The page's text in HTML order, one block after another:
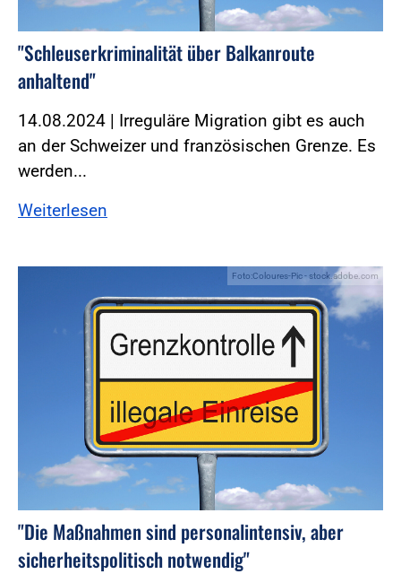
"Schleuserkriminalität über Balkanroute
anhaltend"
14.08.2024 | Irreguläre Migration gibt es auch
an der Schweizer und französischen Grenze. Es
werden...
Weiterlesen
Foto:Coloures-Pic - stock.adobe.com
"Die Maßnahmen sind personalintensiv, aber
sicherheitspolitisch notwendig"